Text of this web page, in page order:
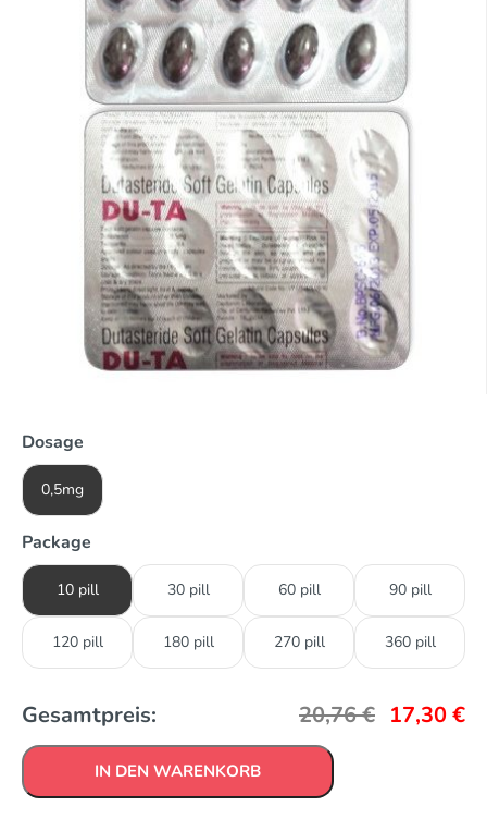
Dosage
0,5mg
Package
10 pill 30 pill 60 pill 90 pill
120 pill 180 pill 270 pill 360 pill
Gesamtpreis: 20,76€ 17,30€
IN DEN WARENKORB